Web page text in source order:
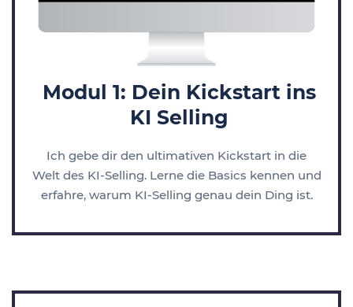
Modul 1: Dein Kickstart ins
KI Selling
Ich gebe dir den ultimativen Kickstart in die
Welt des KI-Selling. Lerne die Basics kennen und
erfahre, warum KI-Selling genau dein Ding ist.